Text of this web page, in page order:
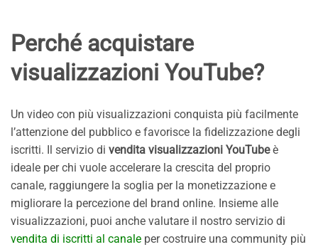
Perché acquistare
visualizzazioni YouTube?
Un video con più visualizzazioni conquista più facilmente
l’attenzione del pubblico e favorisce la fidelizzazione degli
iscritti. Il servizio di vendita visualizzazioni YouTubeè
ideale per chi vuole accelerare la crescita del proprio
canale, raggiungere la soglia per la monetizzazione e
migliorare la percezione del brand online. Insieme alle
visualizzazioni, puoi anche valutare il nostro servizio di
vendita di iscritti al canale per costruire una community più